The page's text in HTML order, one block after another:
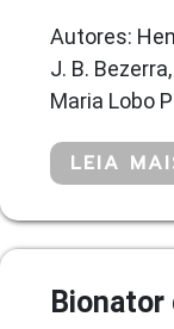
Autores:
J. B.
Maria Lobo
LEIA